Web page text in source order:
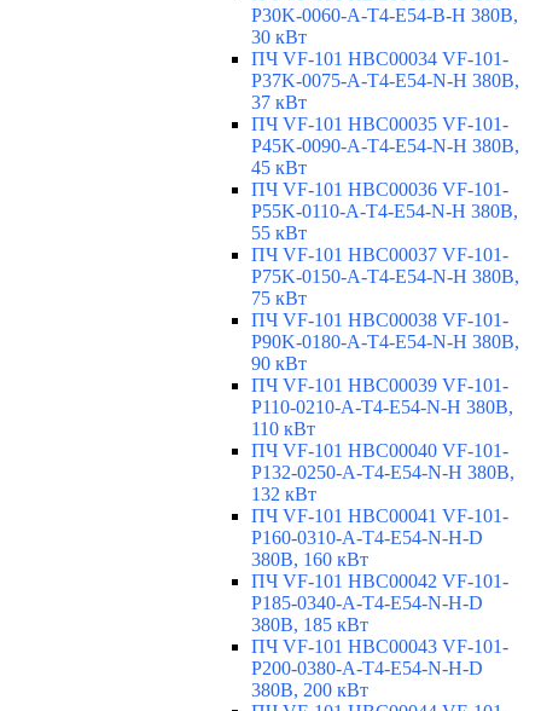
P30K-0060-A-T4-E54-B-H 380В,
30 кВт
ПЧ VF-101 HBC00034 VF-101-
P37K-0075-A-T4-E54-N-H 380В,
37 кВт
ПЧ VF-101 HBC00035 VF-101-
P45K-0090-A-T4-E54-N-H 380В,
45 кВт
ПЧ VF-101 HBC00036 VF-101-
P55K-0110-A-T4-E54-N-H 380В,
55 кВт
ПЧ VF-101 HBC00037 VF-101-
P75K-0150-A-T4-E54-N-H 380В,
75 кВт
ПЧ VF-101 HBC00038 VF-101-
P90K-0180-A-T4-E54-N-H 380В,
90 кВт
ПЧ VF-101 HBC00039 VF-101-
P110-0210-A-T4-E54-N-H 380В,
110 кВт
ПЧ VF-101 HBC00040 VF-101-
P132-0250-A-T4-E54-N-H 380В,
132 кВт
ПЧ VF-101 HBC00041 VF-101-
P160-0310-A-T4-E54-N-H-D
380В, 160 кВт
ПЧ VF-101 HBC00042 VF-101-
P185-0340-A-T4-E54-N-H-D
380В, 185 кВт
ПЧ VF-101 HBC00043 VF-101-
P200-0380-A-T4-E54-N-H-D
380В, 200 кВт